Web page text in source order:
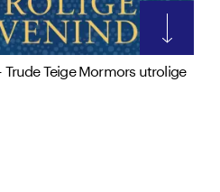
Teige Mormors utrolige